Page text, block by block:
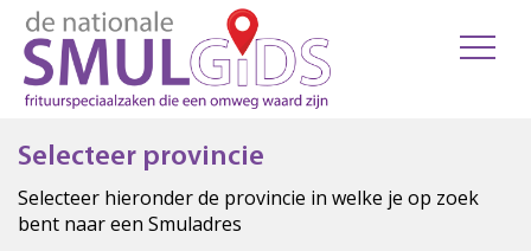
Selecteer provincie
Selecteer hieronder de provincie in welke je op zoek
bent naar een Smuladres